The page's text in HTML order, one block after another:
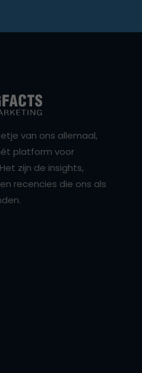
van ons allemaal,
platform voor
zijn de insights,
recencies die ons als